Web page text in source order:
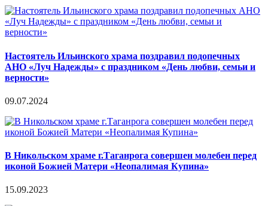
Настоятель Ильинского храма поздравил подопечных
АНО «Луч Надежды» с праздником «День любви, семьи и
верности»
09.07.2024
В Никольском храме г.Таганрога совершен молебен перед
иконой Божией Матери «Неопалимая Купина»
15.09.2023